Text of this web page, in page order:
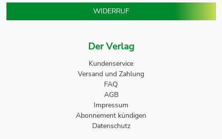
Der Verlag
Kundenservice
Versand und Zahlung
FAQ
AGB
Impressum
Abonnement kündigen
Datenschutz
WIDERRUF